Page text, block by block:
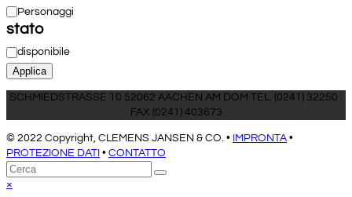
Personaggi
stato
Stato
disponibile
Applica
SCHMIEDSTRASSE 10 52062 AACHEN AM DOM TEL. (0241) 32250 ·
FAX (0241) 403673
© 2022 Copyright, CLEMENS JANSEN & CO. • IMPRONTA •
PROTEZIONE DATI • CONTATTO
Torna
in
Cerca
Invia
×